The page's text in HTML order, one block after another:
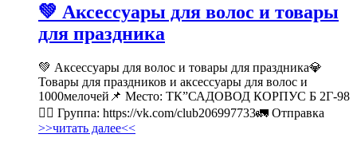
💚 Аксессуары для волос и товары
для праздника
💚 Аксессуары для волос и товары для праздника💎
Товары для праздников и аксессуары для волос и
1000мелочей📌 Место: ТК”САДОВОД КОРПУС Б 2Г-98
👉🏻 Группа: https://vk.com/club206997733🚛 Отправка
>>читать далее<<